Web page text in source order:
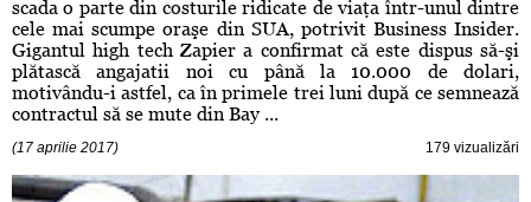
scada o parte din costurile ridicate de viaţa într-unul dintre
cele mai scumpe oraşe din SUA, potrivit Business Insider.
Gigantul high tech Zapier a confirmat că este dispus să-şi
plătască angajatii noi cu până la 10.000 de dolari,
motivându-i astfel, ca în primele trei luni după ce semnează
contractul să se mute din Bay ...
(17 aprilie 2017) 179 vizualizări